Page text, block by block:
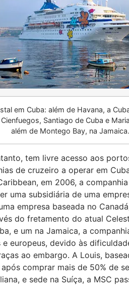
em Cuba: além de Havana, a
Santiago de Cuba e
além de Montego Bay, na Jamaica.
tem livre acesso aos
de cruzeiro a operar em
em 2006, a
uma subsidiária de uma
empresa baseada no
do fretamento do atual
e um na Jamaica, a
e europeus, devido às
ao embargo. A Louis,
comprar mais de 50% de
e sede na Suíça, a MSC